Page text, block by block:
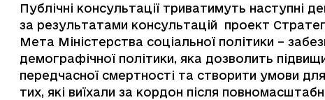
Публічні консультації триватимуть наступні
за результатами консультацій проект
Мета Міністерства соціальної політики –
демографічної політики, яка дозволить
передчасної смертності та створити умови
тих, які виїхали за кордон після